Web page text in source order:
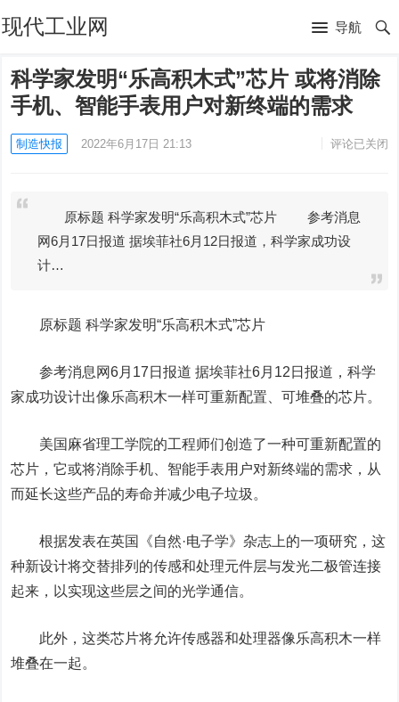
现代工业网 导航
科学家发明“乐高积木式”芯片 或将消除
手机、智能手表用户对新终端的需求
制造快报 2022年6月17日 21:13 评论已关闭
原标题 科学家发明“乐高积木式”芯片 参考消息
网6月17日报道 据埃菲社6月12日报道，科学家成功设
计…
原标题 科学家发明“乐高积木式”芯片
参考消息网6月17日报道 据埃菲社6月12日报道，科学
家成功设计出像乐高积木一样可重新配置、可堆叠的芯片。
美国麻省理工学院的工程师们创造了一种可重新配置的
芯片，它或将消除手机、智能手表用户对新终端的需求，从
而延长这些产品的寿命并减少电子垃圾。
根据发表在英国《自然·电子学》杂志上的一项研究，这
种新设计将交替排列的传感和处理元件层与发光二极管连接
起来，以实现这些层之间的光学通信。
此外，这类芯片将允许传感器和处理器像乐高积木一样
堆叠在一起。